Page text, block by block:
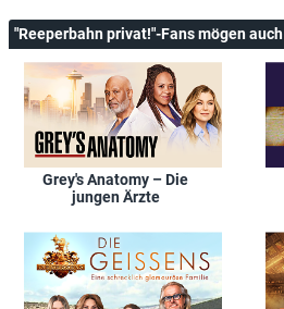
"Reeperbahn privat!"-Fans mögen auch
Grey's Anatomy – Die
jungen Ärzte